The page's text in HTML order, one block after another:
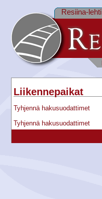
Resiina-lehti
Liikennepaikat
Tyhjennä hakusuodattimet
Tyhjennä hakusuodattimet